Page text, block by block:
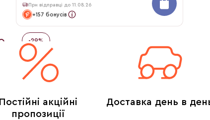
При відправці до 11.08.26
+157 бонусів
-29%
Постійні акційні
пропозиції
Доставка день в